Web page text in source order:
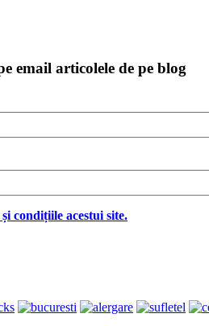
email articolele de pe blog
condițiile acestui site.